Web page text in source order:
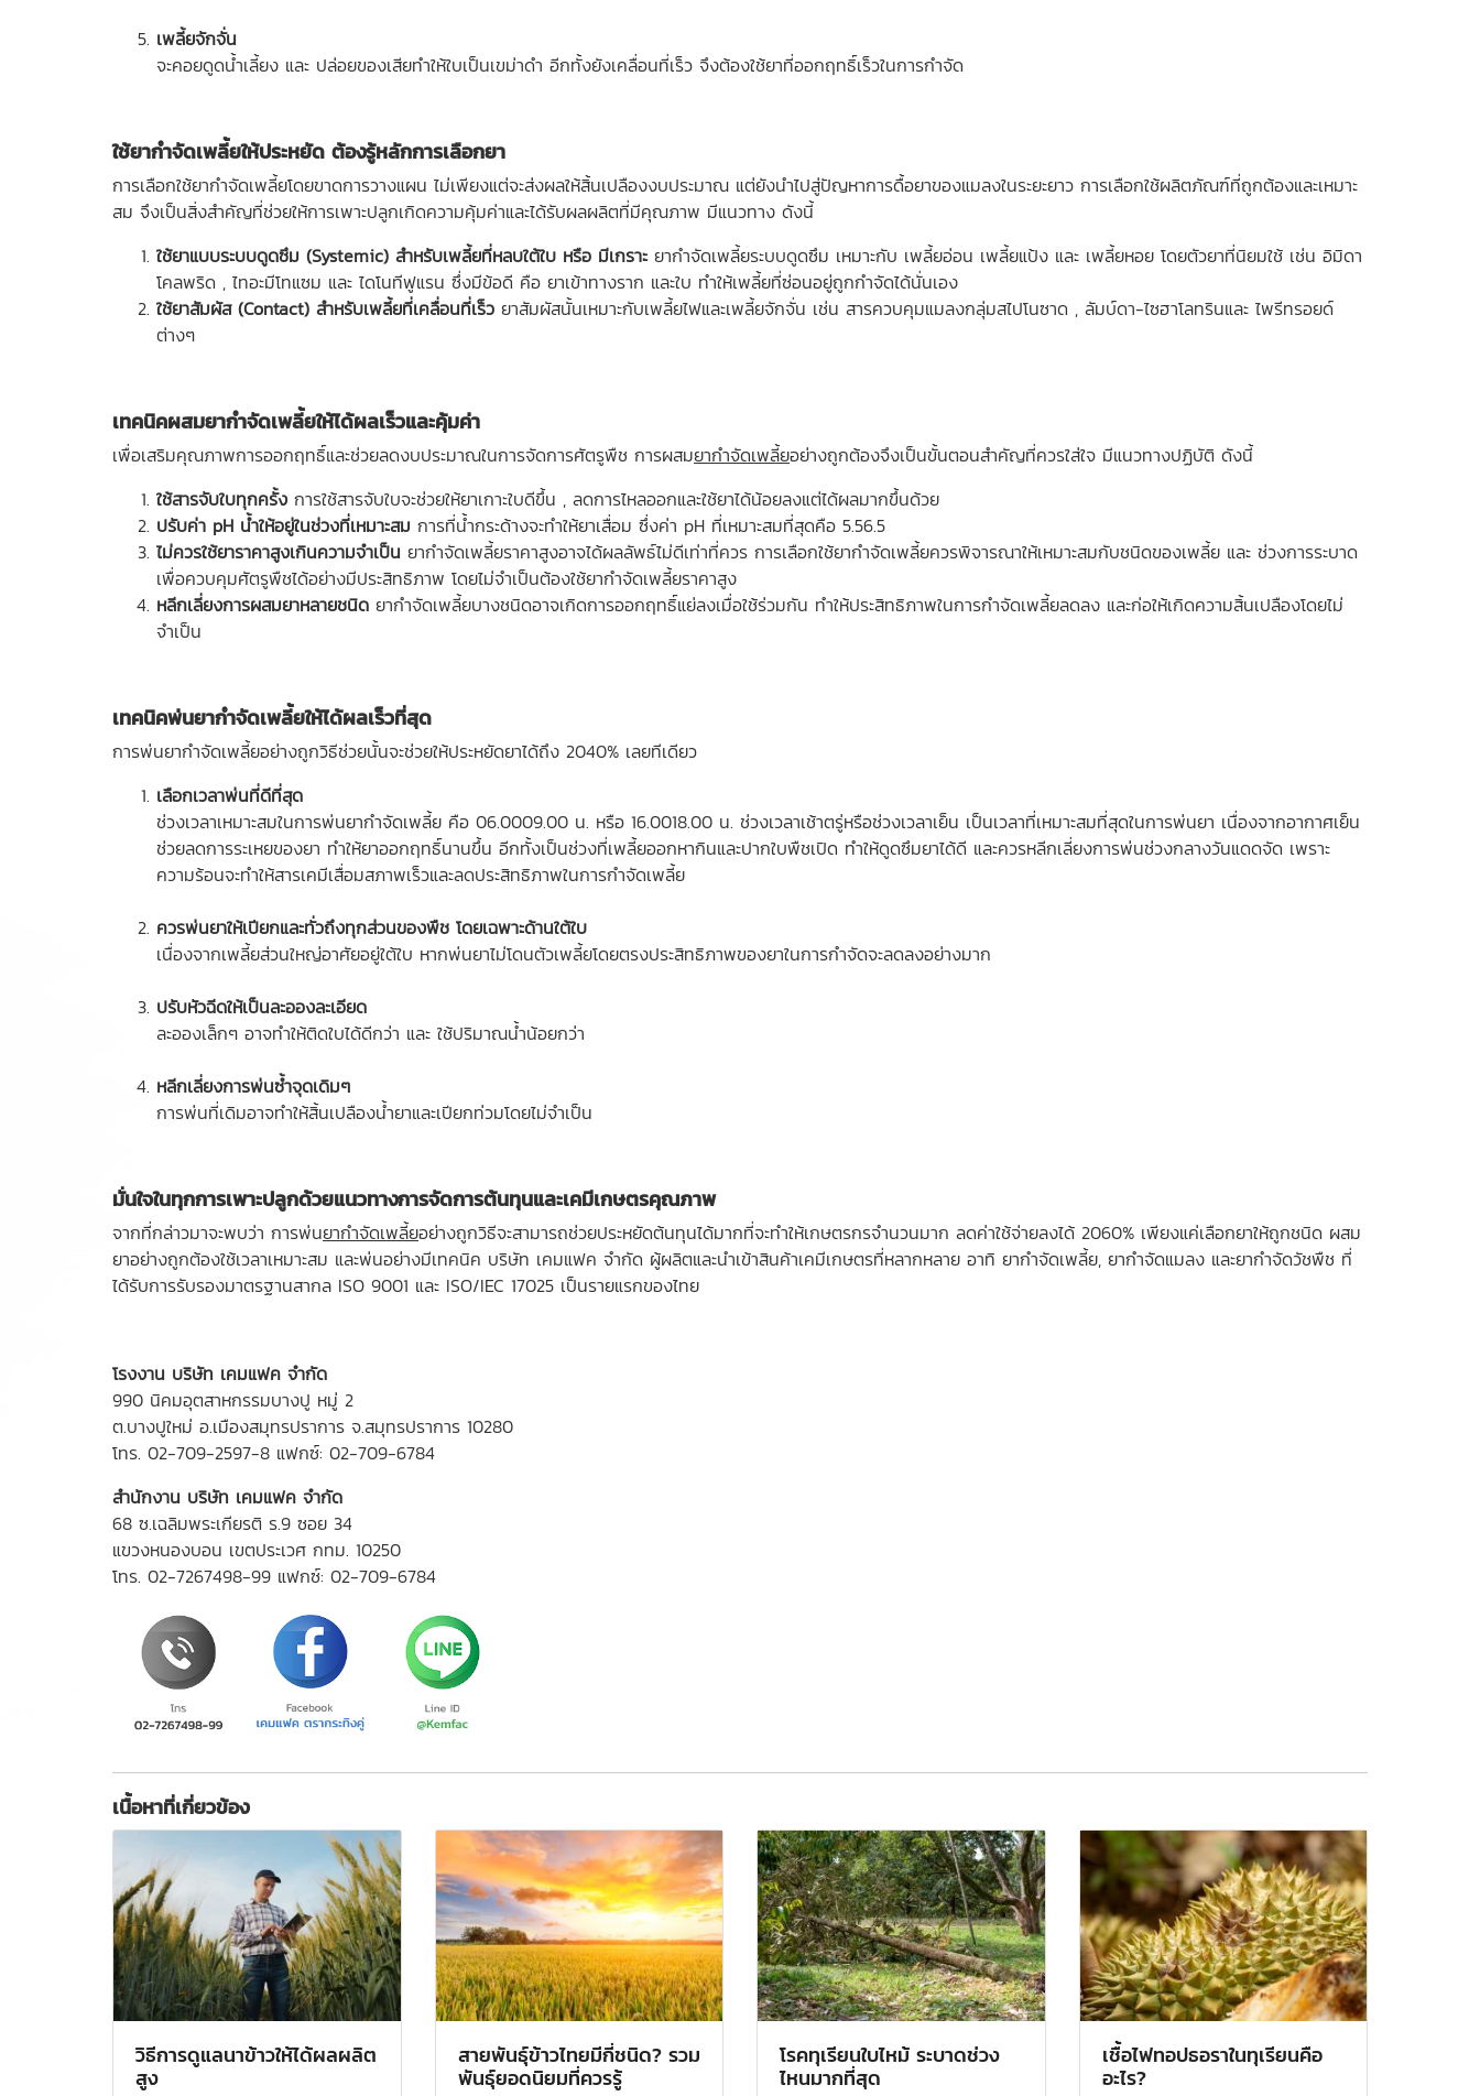
เพลี้ยจักจั่น
จะคอยดูดน้ำเลี้ยง และ ปล่อยของเสียทำให้ใบเป็นเขม่าดำ อีกทั้งยังเคลื่อนที่เร็ว จึงต้องใช้ยาที่ออกฤทธิ์เร็วในการกำจัด
ใช้ยากำจัดเพลี้ยให้ประหยัด ต้องรู้หลักการเลือกยา
การเลือกใช้ยากำจัดเพลี้ยโดยขาดการวางแผน ไม่เพียงแต่จะส่งผลให้สิ้นเปลืองงบประมาณ แต่ยังนำไปสู่ปัญหาการดื้อยาของแมลงในระยะยาว การเลือกใช้ผลิตภัณฑ์ที่ถูกต้องและเหมาะ
สม จึงเป็นสิ่งสำคัญที่ช่วยให้การเพาะปลูกเกิดความคุ้มค่าและได้รับผลผลิตที่มีคุณภาพ มีแนวทาง ดังนี้
ใช้ยาแบบระบบดูดซึม (Systemic) สำหรับเพลี้ยที่หลบใต้ใบ หรือ มีเกราะ ยากำจัดเพลี้ยระบบดูดซึม เหมาะกับ เพลี้ยอ่อน เพลี้ยแป้ง และ เพลี้ยหอย โดยตัวยาที่นิยมใช้ เช่น อิมิดา
โคลพริด , ไทอะมีโทแซม และ ไดโนทีฟูแรน ซึ่งมีข้อดี คือ ยาเข้าทางราก และใบ ทำให้เพลี้ยที่ซ่อนอยู่ถูกกำจัดได้นั่นเอง
ใช้ยาสัมผัส (Contact) สำหรับเพลี้ยที่เคลื่อนที่เร็ว ยาสัมผัสนั้นเหมาะกับเพลี้ยไฟและเพลี้ยจักจั่น เช่น สารควบคุมแมลงกลุ่มสไปโนซาด , ลัมบ์ดา-ไซฮาโลทรินและ ไพรีทรอยด์
ต่างๆ
เทคนิคผสมยากำจัดเพลี้ยให้ได้ผลเร็วและคุ้มค่า
เพื่อเสริมคุณภาพการออกฤทธิ์และช่วยลดงบประมาณในการจัดการศัตรูพืช การผสมยากำจัดเพลี้ยอย่างถูกต้องจึงเป็นขั้นตอนสำคัญที่ควรใส่ใจ มีแนวทางปฏิบัติ ดังนี้
ใช้สารจับใบทุกครั้ง การใช้สารจับใบจะช่วยให้ยาเกาะใบดีขึ้น , ลดการไหลออกและใช้ยาได้น้อยลงแต่ได้ผลมากขึ้นด้วย
ปรับค่า pH น้ำให้อยู่ในช่วงที่เหมาะสม การที่น้ำกระด้างจะทำให้ยาเสื่อม ซึ่งค่า pH ที่เหมาะสมที่สุดคือ 5.56.5
ไม่ควรใช้ยาราคาสูงเกินความจำเป็น ยากำจัดเพลี้ยราคาสูงอาจได้ผลลัพธ์ไม่ดีเท่าที่ควร การเลือกใช้ยากำจัดเพลี้ยควรพิจารณาให้เหมาะสมกับชนิดของเพลี้ย และ ช่วงการระบาด
เพื่อควบคุมศัตรูพืชได้อย่างมีประสิทธิภาพ โดยไม่จำเป็นต้องใช้ยากำจัดเพลี้ยราคาสูง
หลีกเลี่ยงการผสมยาหลายชนิด ยากำจัดเพลี้ยบางชนิดอาจเกิดการออกฤทธิ์แย่ลงเมื่อใช้ร่วมกัน ทำให้ประสิทธิภาพในการกำจัดเพลี้ยลดลง และก่อให้เกิดความสิ้นเปลืองโดยไม่
จำเป็น
เทคนิคพ่นยากำจัดเพลี้ยให้ได้ผลเร็วที่สุด
การพ่นยากำจัดเพลี้ยอย่างถูกวิธีช่วยนั้นจะช่วยให้ประหยัดยาได้ถึง 2040% เลยทีเดียว
เลือกเวลาพ่นที่ดีที่สุด
ช่วงเวลาเหมาะสมในการพ่นยากำจัดเพลี้ย คือ 06.0009.00 น. หรือ 16.0018.00 น. ช่วงเวลาเช้าตรู่หรือช่วงเวลาเย็น เป็นเวลาที่เหมาะสมที่สุดในการพ่นยา เนื่องจากอากาศเย็น
ช่วยลดการระเหยของยา ทำให้ยาออกฤทธิ์นานขึ้น อีกทั้งเป็นช่วงที่เพลี้ยออกหากินและปากใบพืชเปิด ทำให้ดูดซึมยาได้ดี และควรหลีกเลี่ยงการพ่นช่วงกลางวันแดดจัด เพราะ
ความร้อนจะทำให้สารเคมีเสื่อมสภาพเร็วและลดประสิทธิภาพในการกำจัดเพลี้ย
ควรพ่นยาให้เปียกและทั่วถึงทุกส่วนของพืช โดยเฉพาะด้านใต้ใบ
เนื่องจากเพลี้ยส่วนใหญ่อาศัยอยู่ใต้ใบ หากพ่นยาไม่โดนตัวเพลี้ยโดยตรงประสิทธิภาพของยาในการกำจัดจะลดลงอย่างมาก
ปรับหัวฉีดให้เป็นละอองละเอียด
ละอองเล็กๆ อาจทำให้ติดใบได้ดีกว่า และ ใช้ปริมาณน้ำน้อยกว่า
หลีกเลี่ยงการพ่นซ้ำจุดเดิมๆ
การพ่นที่เดิมอาจทำให้สิ้นเปลืองน้ำยาและเปียกท่วมโดยไม่จำเป็น
มั่นใจในทุกการเพาะปลูกด้วยแนวทางการจัดการต้นทุนและเคมีเกษตรคุณภาพ
จากที่กล่าวมาจะพบว่า การพ่นยากำจัดเพลี้ยอย่างถูกวิธีจะสามารถช่วยประหยัดต้นทุนได้มากที่จะทำให้เกษตรกรจำนวนมาก ลดค่าใช้จ่ายลงได้ 2060% เพียงแค่เลือกยาให้ถูกชนิด ผสม
ยาอย่างถูกต้องใช้เวลาเหมาะสม และพ่นอย่างมีเทคนิค บริษัท เคมแฟค จำกัด ผู้ผลิตและนำเข้าสินค้าเคมีเกษตรที่หลากหลาย อาทิ ยากำจัดเพลี้ย, ยากำจัดแมลง และยากำจัดวัชพืช ที่
ได้รับการรับรองมาตรฐานสากล ISO 9001 และ ISO/IEC 17025 เป็นรายแรกของไทย
โรงงาน บริษัท เคมแฟค จำกัด
990 นิคมอุตสาหกรรมบางปู หมู่ 2
ต.บางปูใหม่ อ.เมืองสมุทรปราการ จ.สมุทรปราการ 10280
โทร. 02-709-2597-8 แฟกซ์: 02-709-6784
สำนักงาน บริษัท เคมแฟค จำกัด
68 ซ.เฉลิมพระเกียรติ ร.9 ซอย 34
แขวงหนองบอน เขตประเวศ กทม. 10250
โทร. 02-7267498-99 แฟกซ์: 02-709-6784
เนื้อหาที่เกี่ยวข้อง
วิธีการดูแลนาข้าวให้ได้ผลผลิต
สูง
สายพันธุ์ข้าวไทยมีกี่ชนิด? รวม
พันธุ์ยอดนิยมที่ควรรู้
โรคทุเรียนใบไหม้ ระบาดช่วง
ไหนมากที่สุด
เชื้อไฟทอปธอราในทุเรียนคือ
อะไร?